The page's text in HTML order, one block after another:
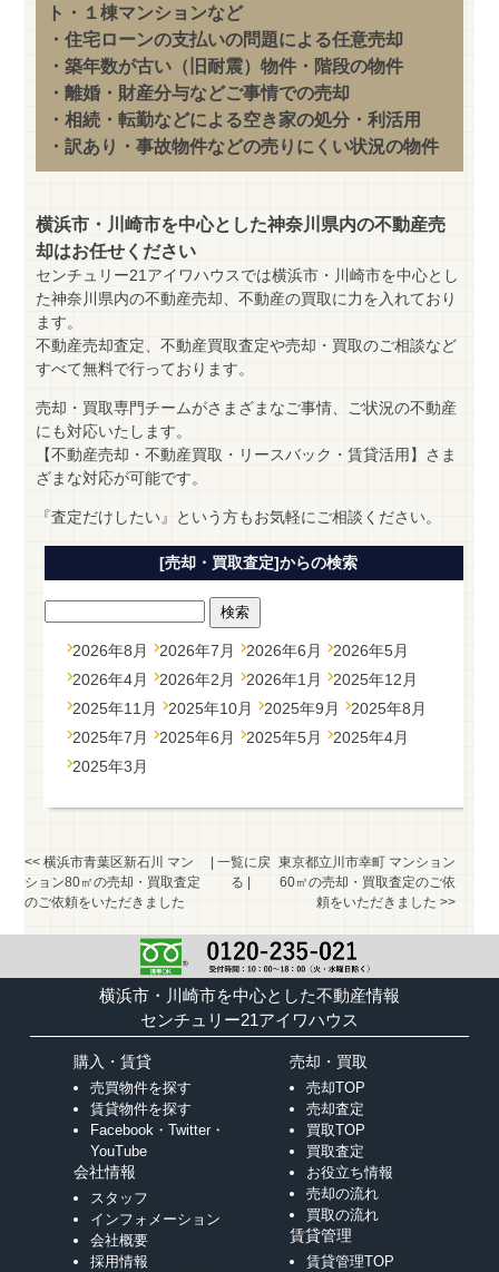
ト・１棟マンションなど
・住宅ローンの支払いの問題による任意売却
・築年数が古い（旧耐震）物件・階段の物件
・離婚・財産分与などご事情での売却
・相続・転勤などによる空き家の処分・利活用
・訳あり・事故物件などの売りにくい状況の物件
横浜市・川崎市を中心とした神奈川県内の不動産売
却はお任せください
センチュリー21アイワハウスでは横浜市・川崎市を中心とし
た神奈川県内の不動産売却、不動産の買取に力を入れており
ます。
不動産売却査定、不動産買取査定や売却・買取のご相談など
すべて無料で行っております。
売却・買取専門チームがさまざまなご事情、ご状況の不動産
にも対応いたします。
【不動産売却・不動産買取・リースバック・賃貸活用】さま
ざまな対応が可能です。
『査定だけしたい』という方もお気軽にご相談ください。
[売却・買取査定]からの検索
2026年8月 2026年7月 2026年6月
2026年5月
2026年4月
2026年2月 2026年1月
2025年12月
2025年11月
2025年10月 2025年9月
2025年8月
2025年7月
2025年6月 2025年5月
2025年4月
2025年3月
<< 横浜市青葉区新石川 マン
ション80㎡の売却・買取査定
のご依頼をいただきました
一覧に戻
る
東京都立川市幸町 マンション
60㎡の売却・買取査定のご依
頼をいただきました>>
横浜市・川崎市を中心とした不動産情報
センチュリー21アイワハウス
購入・賃貸
売買物件を探す
賃貸物件を探す
Facebook・Twitter・
YouTube
会社情報
スタッフ
インフォメーション
会社概要
採用情報
売却・買取
売却TOP
売却査定
買取TOP
買取査定
お役立ち情報
売却の流れ
買取の流れ
賃貸管理
賃貸管理TOP